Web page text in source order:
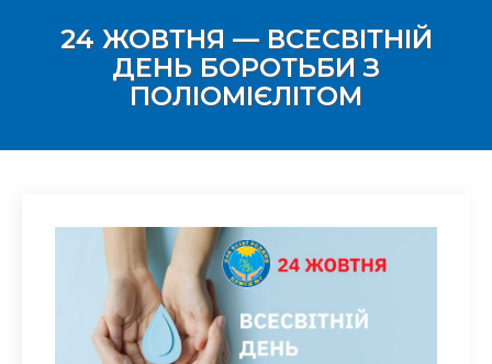
24 ЖОВТНЯ — ВСЕСВІТНІЙ
ДЕНЬ БОРОТЬБИ З
ПОЛІОМІЄЛІТОМ